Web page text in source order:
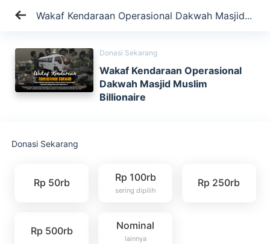
Wakaf Kendaraan Operasional Dakwah Masjid...
Donasi Sekarang
Wakaf Kendaraan Operasional
Dakwah Masjid Muslim
Billionaire
Donasi Sekarang
Rp 50rb Rp 100rb
sering dipilih
Rp 250rb
Rp 500rb Nominal
lainnya